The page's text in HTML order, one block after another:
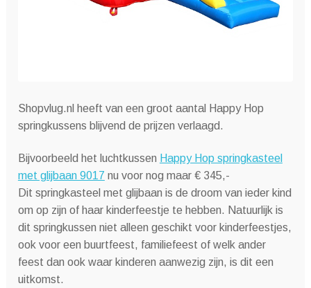
Shopvlug.nl heeft van een groot aantal Happy Hop
springkussens blijvend de prijzen verlaagd.
Bijvoorbeeld het luchtkussen Happy Hop springkasteel
met glijbaan 9017 nu voor nog maar € 345,-
Dit springkasteel met glijbaan is de droom van ieder kind
om op zijn of haar kinderfeestje te hebben. Natuurlijk is
dit springkussen niet alleen geschikt voor kinderfeestjes,
ook voor een buurtfeest, familiefeest of welk ander
feest dan ook waar kinderen aanwezig zijn, is dit een
uitkomst.